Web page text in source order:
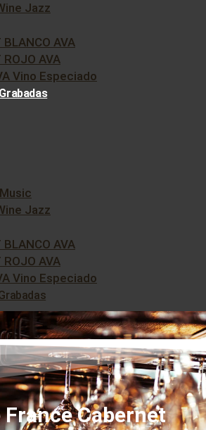
Jazz
BLANCO AVA
ROJO AVA
Vino Especiado
Jazz
BLANCO AVA
ROJO AVA
Vino Especiado
Cabernet